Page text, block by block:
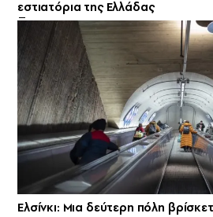
εστιατόρια της Ελλάδας
Ελσίνκι: Mια δεύτερη πόλη